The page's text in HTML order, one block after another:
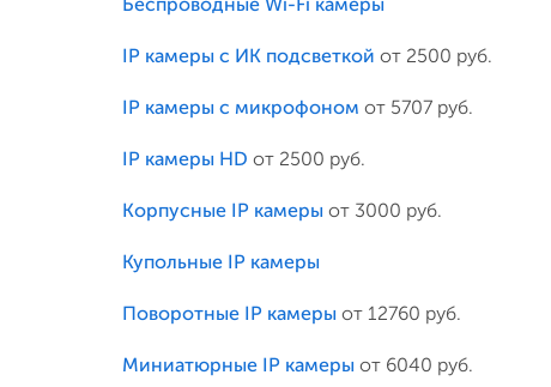
IP камеры с ИК подсветкой от 2500 руб.
IP камеры с микрофоном от 5707 руб.
IP камеры HD от 2500 руб.
Корпусные IP камеры от 3000 руб.
Купольные IP камеры
Поворотные IP камеры от 12760 руб.
Миниатюрные IP камеры от 6040 руб.